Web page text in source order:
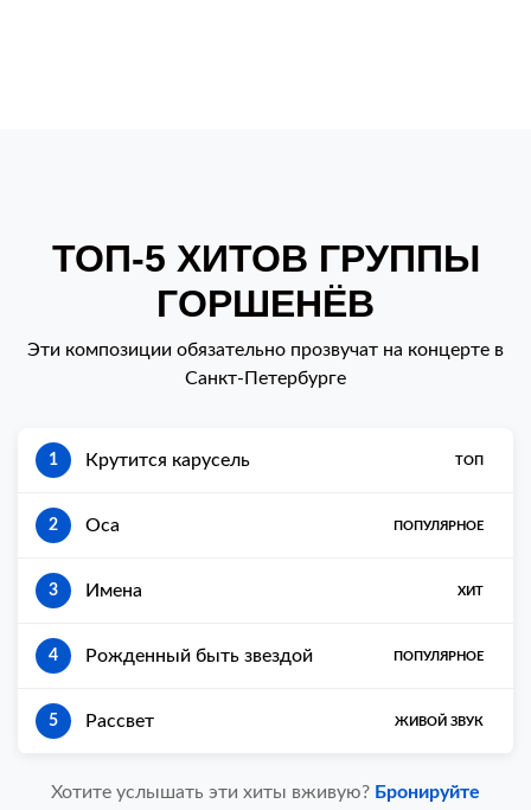
ТОП-5 ХИТОВ ГРУППЫ
ГОРШЕНЁВ
Эти композиции обязательно прозвучат на концерте в
Санкт-Петербурге
1 Крутится карусель ТОП
2 Оса ПОПУЛЯРНОЕ
3 Имена ХИТ
4 Рожденный быть звездой ПОПУЛЯРНОЕ
5 Рассвет ЖИВОЙ ЗВУК
Хотите услышать эти хиты вживую? Бронируйте